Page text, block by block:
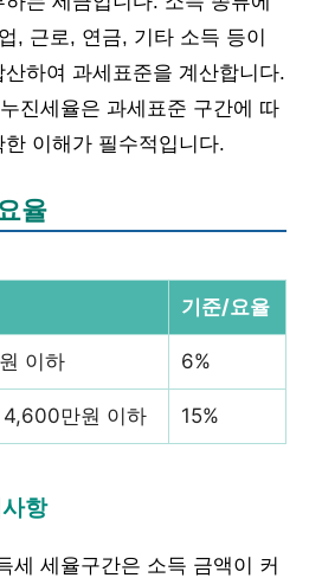
, 근로, 연금, 기타 소득 등이
하여 과세표준을 계산합니다.
진세율은 과세표준 구간에 따
이해가 필수적입니다.
율
기준/요율
이하 6%
만원 이하 15%
항
세 세율구간은 소득 금액이 커